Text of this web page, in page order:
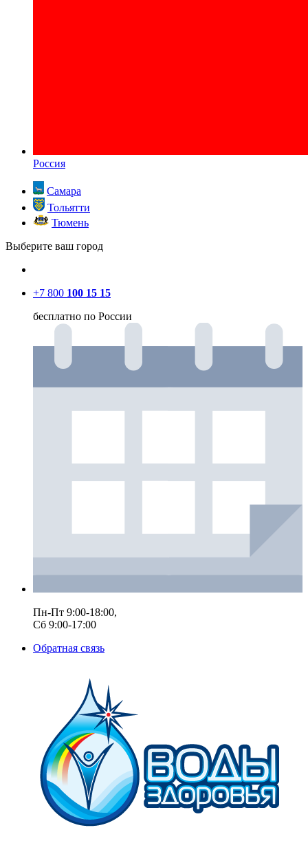
Россия
Самара
Тольятти
Тюмень
Выберите ваш город
+7 800 100 15 15
бесплатно по России
Пн-Пт 9:00-18:00,
Сб 9:00-17:00
Обратная связь